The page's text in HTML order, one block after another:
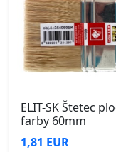
ELIT-SK Štetec
farby 60mm
1,81 EUR